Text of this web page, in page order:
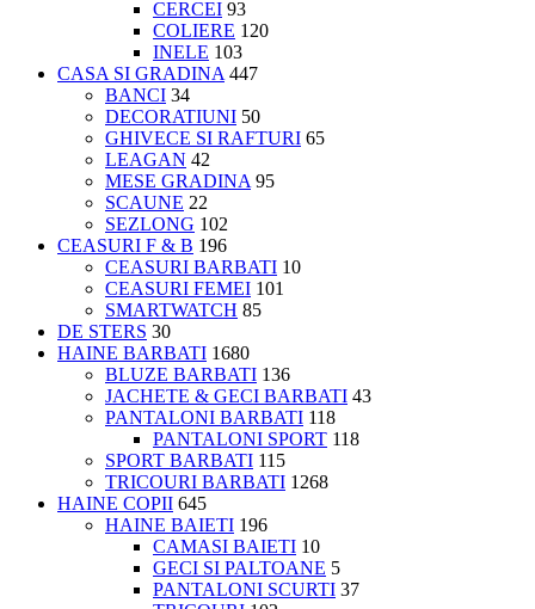
CERCEI 93
COLIERE 120
INELE 103
CASA SI GRADINA 447
BANCI 34
DECORATIUNI 50
GHIVECE SI RAFTURI 65
LEAGAN 42
MESE GRADINA 95
SCAUNE 22
SEZLONG 102
CEASURI F & B 196
CEASURI BARBATI 10
CEASURI FEMEI 101
SMARTWATCH 85
DE STERS 30
HAINE BARBATI 1680
BLUZE BARBATI 136
JACHETE & GECI BARBATI 43
PANTALONI BARBATI 118
PANTALONI SPORT 118
SPORT BARBATI 115
TRICOURI BARBATI 1268
HAINE COPII 645
HAINE BAIETI 196
CAMASI BAIETI 10
GECI SI PALTOANE 5
PANTALONI SCURTI 37